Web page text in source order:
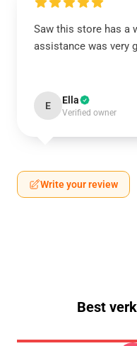
Saw this store has a
assistance was very
E Ella
Verified owner
Write your review
Best